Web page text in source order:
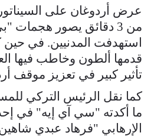
عرض أردوغان على
من 3 دقائق يصور
استهدفت المدنيين. في حين
قدمها ألطون وخاطب فيها
تأثير كبير في تعزيز موقف
كما نقل الرئيس التركي
ما أكدته "سي آي إيه" في
الإرهابي "فرهاد عبدي